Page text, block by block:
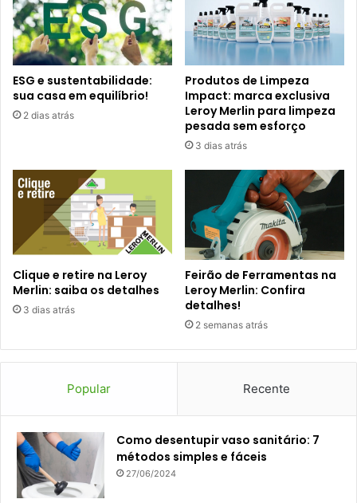
ESG e sustentabilidade:
sua casa em equilíbrio!
2 dias atrás
Produtos de Limpeza
Impact: marca exclusiva
Leroy Merlin para limpeza
pesada sem esforço
3 dias atrás
Clique e retire na Leroy
Merlin: saiba os detalhes
3 dias atrás
Feirão de Ferramentas na
Leroy Merlin: Confira
detalhes!
2 semanas atrás
Popular Recente
Como desentupir vaso sanitário: 7
métodos simples e fáceis
27/06/2024